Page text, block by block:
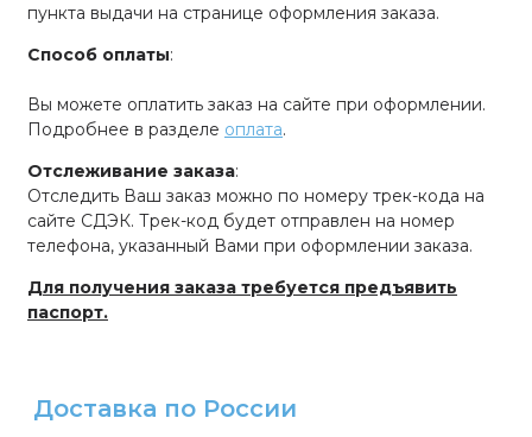
пункта выдачи на странице оформления заказа.
Способ оплаты:
Вы можете оплатить заказ на сайте при оформлении.
Подробнее в разделе оплата.
Отслеживание заказа:
Отследить Ваш заказ можно по номеру трек-кода на
сайте СДЭК. Трек-код будет отправлен на номер
телефона, указанный Вами при оформлении заказа.
Для получения заказа требуется предъявить
паспорт.
Доставка по России